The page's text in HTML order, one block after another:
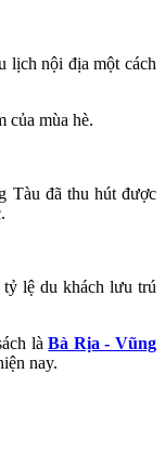
lịch nội địa một cách
của mùa hè.
Tàu đã thu hút được
lệ du khách lưu trú
làBà Rịa - Vũng
nay.